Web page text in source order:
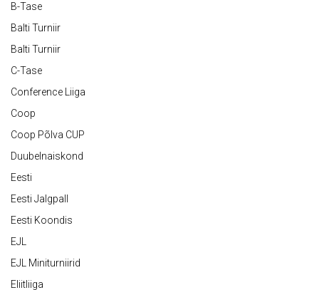
B-Tase
Balti Turniir
Balti Turniir
C-Tase
Conference Liiga
Coop
Coop Põlva CUP
Duubelnaiskond
Eesti
Eesti Jalgpall
Eesti Koondis
EJL
EJL Miniturniirid
Eliitliiga